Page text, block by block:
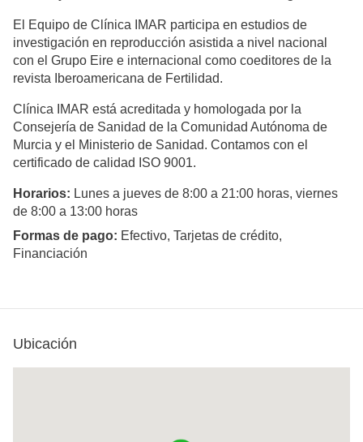
El Equipo de Clínica IMAR participa en estudios de
investigación en reproducción asistida a nivel nacional
con el Grupo Eire e internacional como coeditores de la
revista Iberoamericana de Fertilidad.
Clínica IMAR está acreditada y homologada por la
Consejería de Sanidad de la Comunidad Autónoma de
Murcia y el Ministerio de Sanidad. Contamos con el
certificado de calidad ISO 9001.
Horarios: Lunes a jueves de 8:00 a 21:00 horas, viernes
de 8:00 a 13:00 horas
Formas de pago: Efectivo, Tarjetas de crédito,
Financiación
Ubicación